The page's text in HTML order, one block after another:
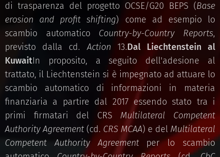
di trasparenza del progetto OCSE/G20 BEPS (Base
erosion and profit shifting) come ad esempio lo
scambio automatico Country-by-Country Reports,
previsto dalla cd.Action 13.Dal Liechtenstein al
KuwaitIn proposito, a seguito dell'adesione al
trattato, il Liechtenstein si è impegnato ad attuare lo
scambio automatico di informazioni in materia
finanziaria a partire dal 2017 essendo stato tra i
primi firmatari del CRSMultilateral Competent
Authority Agreement (cd. CRS MCAA) e del Multilateral
Competent Authority Agreementper lo scambio